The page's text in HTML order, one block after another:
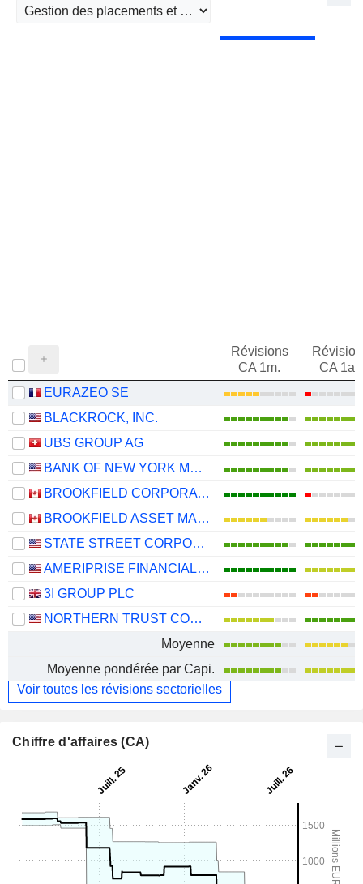
Révisions
CA 1m.
CA 1an
EURAZEO SE
BLACKROCK, INC.
UBS GROUP AG
BANK OF NEW YORK MELLON CORPORATION (THE)
BROOKFIELD CORPORATION
BROOKFIELD ASSET MANAGEMENT LTD.
STATE STREET CORPORATION
AMERIPRISE FINANCIAL, INC.
3I GROUP PLC
NORTHERN TRUST CORPORATION
Moyenne
Moyenne pondérée par Capi.
Voir toutes les révisions sectorielles
Chiffre d'affaires (CA)